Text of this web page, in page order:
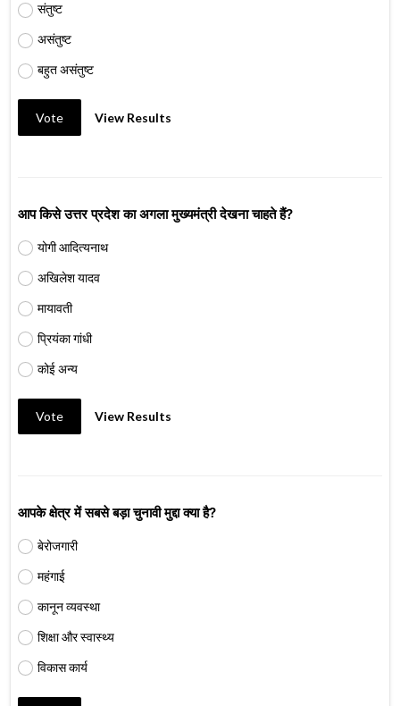
संतुष्ट
असंतुष्ट
बहुत असंतुष्ट
Vote View Results
आप किसे उत्तर प्रदेश का अगला मुख्यमंत्री देखना चाहते हैं?
योगी आदित्यनाथ
अखिलेश यादव
मायावती
प्रियंका गांधी
कोई अन्य
Vote View Results
आपके क्षेत्र में सबसे बड़ा चुनावी मुद्दा क्या है?
बेरोजगारी
महंगाई
कानून व्यवस्था
शिक्षा और स्वास्थ्य
विकास कार्य